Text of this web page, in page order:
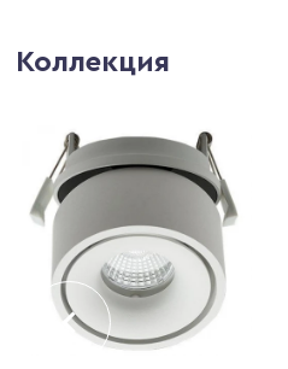
Коллекция